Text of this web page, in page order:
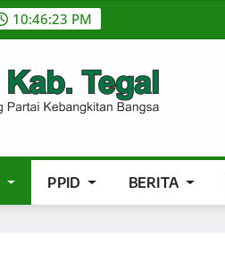
10:46:24 PM
PPID BERITA